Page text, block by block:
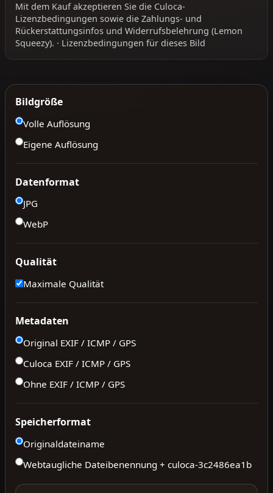
Mit dem Kauf akzeptieren Sie die Culoca-
Lizenzbedingungen sowie die Zahlungs- und
Rückerstattungsinfos und Widerrufsbelehrung (Lemon
Squeezy). · Lizenzbedingungen für dieses Bild
Bildgröße
Volle Auflösung
Eigene Auflösung
Datenformat
JPG
WebP
Qualität
Maximale Qualität
Metadaten
Original EXIF / ICMP / GPS
Culoca EXIF / ICMP / GPS
Ohne EXIF / ICMP / GPS
Speicherformat
Originaldateiname
Webtaugliche Dateibenennung + culoca-3c2486ea1b